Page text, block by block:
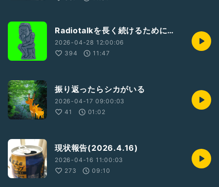
Radiotalkを長く続けるために…
2026-04-28 12:00:06
394
11:47
振り返ったらシカがいる
2026-04-17 09:00:03
41
01:02
現状報告(2026.4.16)
2026-04-16 11:00:03
273
09:10